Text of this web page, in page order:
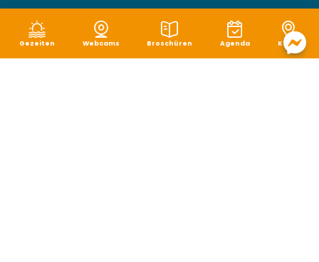
Gezeiten Webcams Broschüren Agenda Karte